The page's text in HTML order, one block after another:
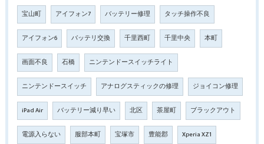
宝山町 アイフォン7 バッテリー修理 タッチ操作不良
アイフォン6 バッテリ交換 千里西町 千里中央 本町
画面不良 石橋 ニンテンドースイッチライト
ニンテンドースイッチ アナログスティックの修理 ジョイコン修理
iPad Air バッテリー減り早い 北区 茶屋町 ブラックアウト
電源入らない 服部本町 宝塚市 豊能郡 Xperia XZ1